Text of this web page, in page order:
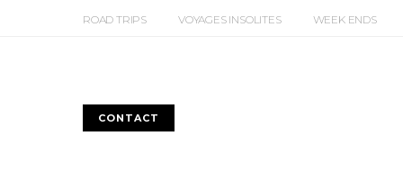
ROAD TRIPS VOYAGES INSOLITES WEEK ENDS
CONTACT